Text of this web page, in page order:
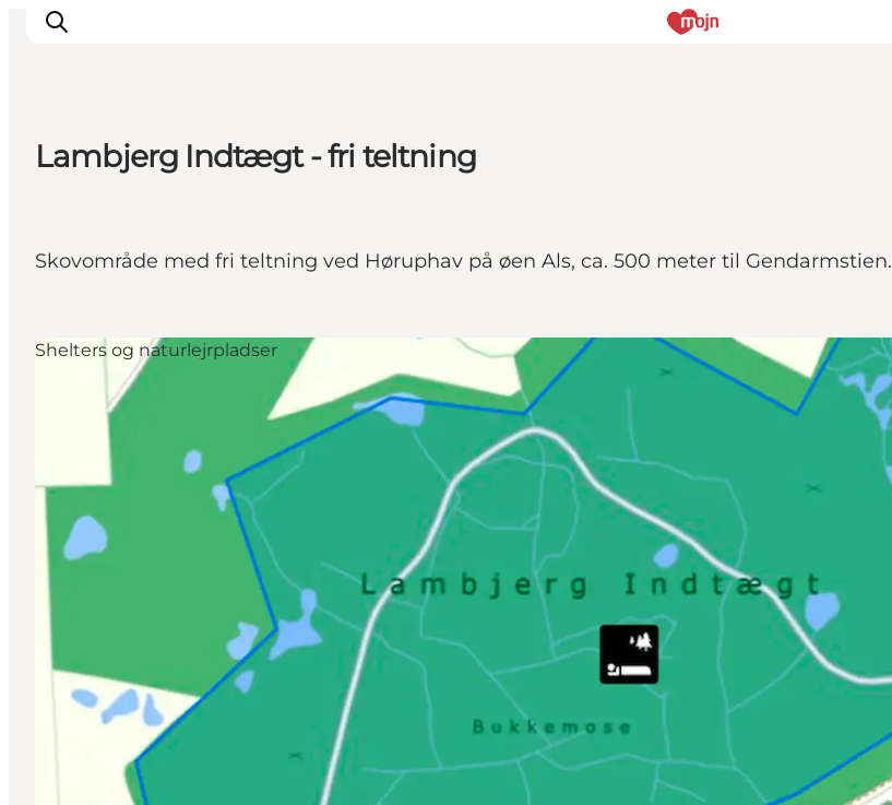
Det sker
Booking
Lambjerg Indtægt - fri teltning
Skovområde med fri teltning ved Høruphav på øen Als, ca. 500 meter til Gendarmstien.
Shelters og naturlejrpladser